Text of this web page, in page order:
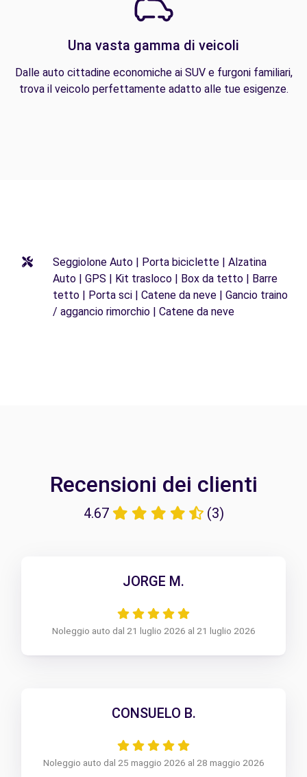
Una vasta gamma di veicoli
Dalle auto cittadine economiche ai SUV e furgoni familiari,
trova il veicolo perfettamente adatto alle tue esigenze.
Seggiolone Auto | Porta biciclette | Alzatina
Auto | GPS | Kit trasloco | Box da tetto | Barre
tetto | Porta sci | Catene da neve | Gancio traino
/ aggancio rimorchio | Catene da neve
Recensioni dei clienti
4.67 (3)
JORGE M.
Noleggio auto dal 21 luglio 2026 al 21 luglio 2026
CONSUELO B.
Noleggio auto dal 25 maggio 2026 al 28 maggio 2026